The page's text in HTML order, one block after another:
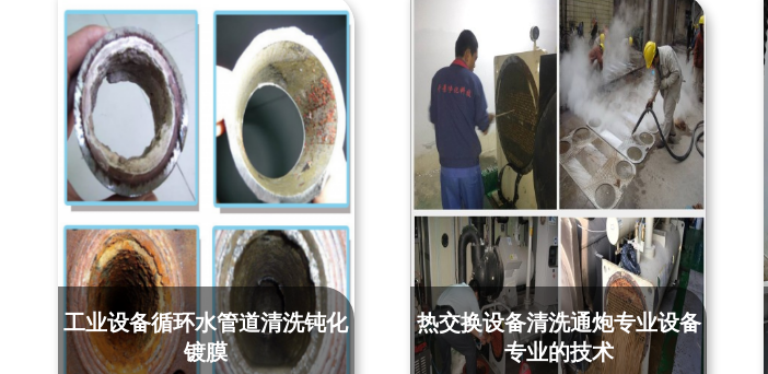
工业设备循环水管道清洗钝化
镀膜
热交换设备清洗通炮专业设备
专业的技术